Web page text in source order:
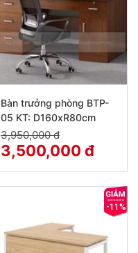
Bàn trưởng phòng BTP-
05 KT: D160xR80cm
3,950,000 đ
3,500,000 đ
-11%